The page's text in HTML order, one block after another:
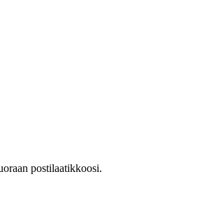
postilaatikkoosi.